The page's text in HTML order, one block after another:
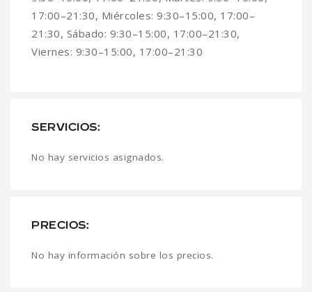
17:00–21:30, Miércoles: 9:30–15:00, 17:00–
21:30, Sábado: 9:30–15:00, 17:00–21:30,
Viernes: 9:30–15:00, 17:00–21:30
SERVICIOS:
No hay servicios asignados.
PRECIOS:
No hay información sobre los precios.